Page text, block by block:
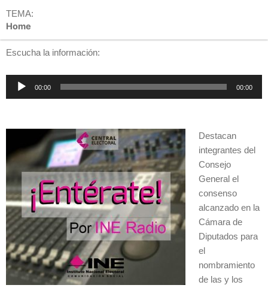
TEMA:
Home
Escucha la información:
Reproductor
00:00 00:00
Destacan
integrantes del
Consejo
General el
consenso
alcanzado en la
Cámara de
Diputados para
el
nombramiento
de las y los